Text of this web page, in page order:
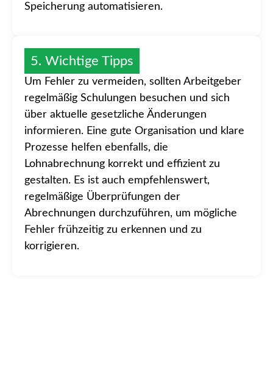
Speicherung automatisieren.
5. Wichtige Tipps
Um Fehler zu vermeiden, sollten Arbeitgeber
regelmäßig Schulungen besuchen und sich
über aktuelle gesetzliche Änderungen
informieren. Eine gute Organisation und klare
Prozesse helfen ebenfalls, die
Lohnabrechnung korrekt und effizient zu
gestalten. Es ist auch empfehlenswert,
regelmäßige Überprüfungen der
Abrechnungen durchzuführen, um mögliche
Fehler frühzeitig zu erkennen und zu
korrigieren.